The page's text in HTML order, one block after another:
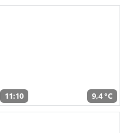
11:10 9,4 °C